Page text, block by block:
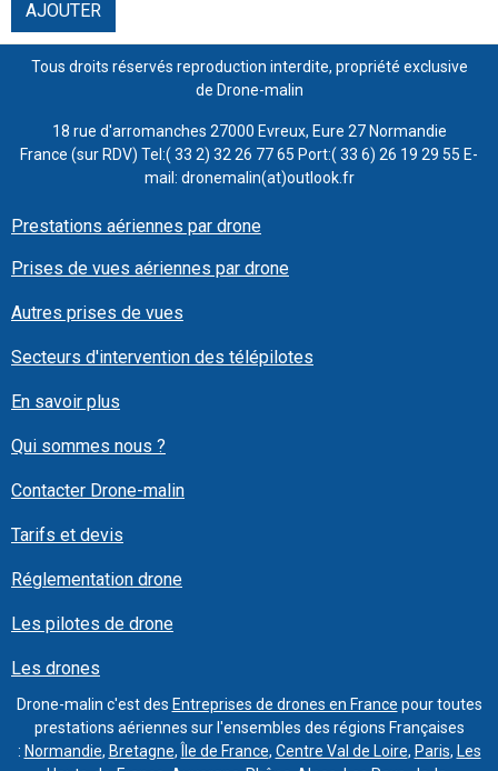
AJOUTER
Tous droits réservés reproduction interdite, propriété exclusive
de Drone-malin
18 rue d'arromanches 27000 Evreux, Eure 27 Normandie
France (sur RDV) Tel:( 33 2) 32 26 77 65 Port:( 33 6) 26 19 29 55 E-
mail: dronemalin(at)outlook.fr
Prestations aériennes par drone
Prises de vues aériennes par drone
Autres prises de vues
Secteurs d'intervention des télépilotes
En savoir plus
Qui sommes nous ?
Contacter Drone-malin
Tarifs et devis
Réglementation drone
Les pilotes de drone
Les drones
Drone-malin c'est des Entreprises de drones en France pour toutes
prestations aériennes sur l'ensembles des régions Françaises
: Normandie, Bretagne, Île de France, Centre Val de Loire, Paris, Les